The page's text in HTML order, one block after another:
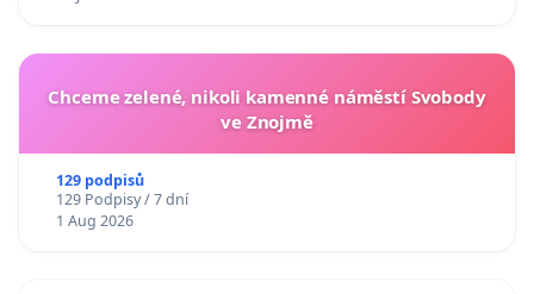
Chceme zelené, nikoli kamenné náměstí Svobody
ve Znojmě
129 podpisů
129 Podpisy / 7 dní
1 Aug 2026